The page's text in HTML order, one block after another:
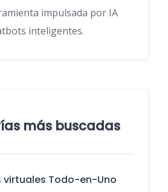
impulsada por IA
inteligentes.
más buscadas
virtuales Todo-en-Uno